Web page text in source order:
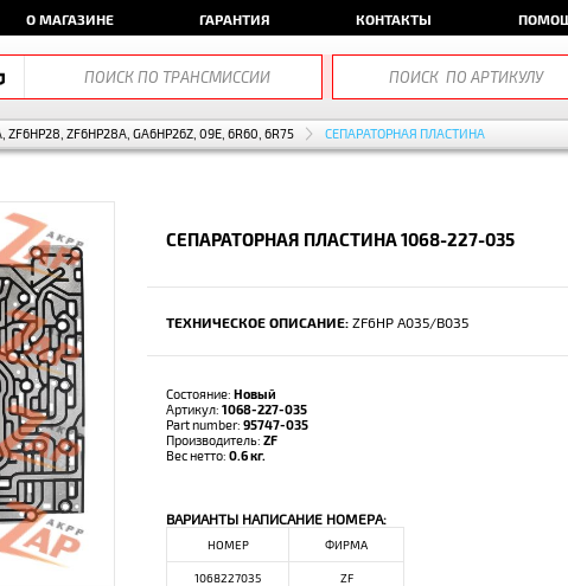
О МАГАЗИНЕ ГАРАНТИЯ КОНТАКТЫ
ZF6HP28, ZF6HP28A, GA6HP26Z, 09E, 6R60, 6R75 СЕПАРАТОРНАЯ ПЛАСТИНА
СЕПАРАТОРНАЯ ПЛАСТИНА 1068-227-035
ТЕХНИЧЕСКОЕ ОПИСАНИЕ: ZF6HP A035/B035
Состояние: Новый
Артикул: 1068-227-035
Part number: 95747-035
Производитель: ZF
Вес нетто: 0.6 кг.
ВАРИАНТЫ НАПИСАНИЕ НОМЕРА:
НОМЕР ФИРМА
1068227035 ZF